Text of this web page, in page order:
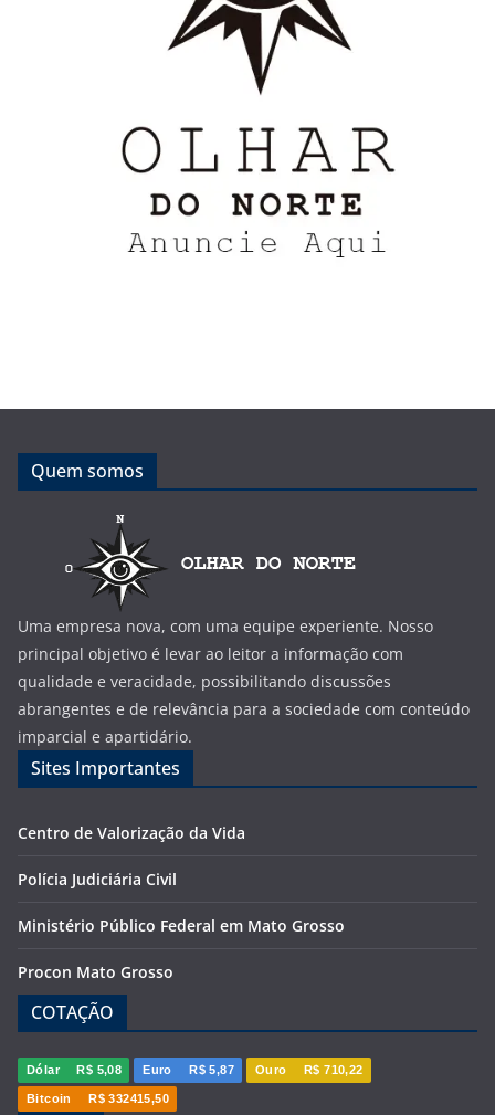
Quem somos
Uma empresa nova, com uma equipe experiente. Nosso
principal objetivo é levar ao leitor a informação com
qualidade e veracidade, possibilitando discussões
abrangentes e de relevância para a sociedade com conteúdo
imparcial e apartidário.
Sites Importantes
Centro de Valorização da Vida
Polícia Judiciária Civil
Ministério Público Federal em Mato Grosso
Procon Mato Grosso
COTAÇÃO
Dólar R$ 5,08 Euro R$ 5,87 Ouro R$ 710,22
Bitcoin R$ 332415,50